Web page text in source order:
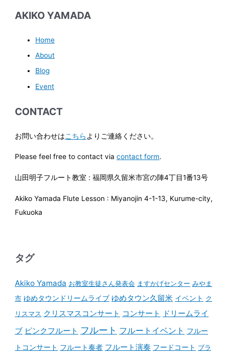
AKIKO YAMADA
Home
About
Blog
Event
CONTACT
お問い合わせはこちら よりご連絡ください。
Please feel free to contact viacontact form.
山田明子フルート教室 : 福岡県久留米市宮の陣4丁目1番13号
Akiko Yamada Flute Lesson : Miyanojin 4-1-13, Kurume-city,
Fukuoka
タグ
Akiko Yamada お教室生徒さん発表会 ますかげセンター みやま
市 ゆめタウンドリームライブ ゆめタウン久留米 イベント ク
リスマス クリスマスコンサート コンサート
ドリームライ
ブ ピンクフルート フルート フルートイベント フルー
トコンサート フルート奏者 フルート演奏 フードコート ブラ